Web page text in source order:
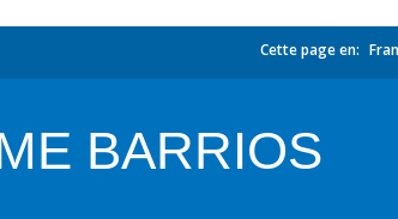
Cette page en:
BARRIOS